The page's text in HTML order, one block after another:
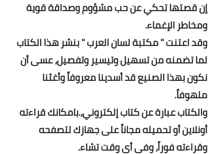
إن قصتها تحكي عن حب مشؤوم وصداقة قوية
ومخاطر الإغماء.
وقد اعتنت " مكتبة لسان العرب " بنشر هذا الكتاب
لما تضمنه من تسهيل وتيسير وتفصيل، عسى أن
نكون بهذا الصنيع قد أسدينا معروفاً وأغثنا
ملهوفاً.
والكتاب عبارة عن كتاب إلكتروني،.بامكانك قراءته
أونلاين أو تحميله مجاناً على جهازك لتصفحه
وقراءته فوراً، وفى أى وقت تشاء.